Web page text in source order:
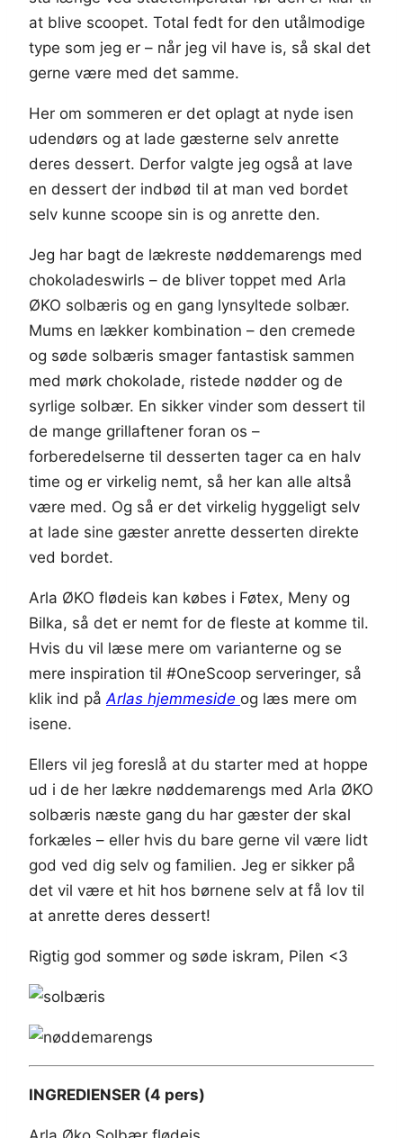
at blive scoopet. Total fedt for den utålmodige
type som jeg er – når jeg vil have is, så skal det
gerne være med det samme.
Her om sommeren er det oplagt at nyde isen
udendørs og at lade gæsterne selv anrette
deres dessert. Derfor valgte jeg også at lave
en dessert der indbød til at man ved bordet
selv kunne scoope sin is og anrette den.
Jeg har bagt de lækreste nøddemarengs med
chokoladeswirls – de bliver toppet med Arla
ØKO solbæris og en gang lynsyltede solbær.
Mums en lækker kombination – den cremede
og søde solbæris smager fantastisk sammen
med mørk chokolade, ristede nødder og de
syrlige solbær. En sikker vinder som dessert til
de mange grillaftener foran os –
forberedelserne til desserten tager ca en halv
time og er virkelig nemt, så her kan alle altså
være med. Og så er det virkelig hyggeligt selv
at lade sine gæster anrette desserten direkte
ved bordet.
Arla ØKO flødeis kan købes i Føtex, Meny og
Bilka, så det er nemt for de fleste at komme til.
Hvis du vil læse mere om varianterne og se
mere inspiration til #OneScoop serveringer, så
klik ind påArlas hjemmeside og læs mere om
isene.
Ellers vil jeg foreslå at du starter med at hoppe
ud i de her lækre nøddemarengs med Arla ØKO
solbæris næste gang du har gæster der skal
forkæles – eller hvis du bare gerne vil være lidt
god ved dig selv og familien. Jeg er sikker på
det vil være et hit hos børnene selv at få lov til
at anrette deres dessert!
Rigtig god sommer og søde iskram, Pilen <3
INGREDIENSER (4 pers)